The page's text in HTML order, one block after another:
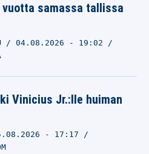
samassa tallissa
04.08.2026 - 19:02
Vinicius Jr.:lle huiman
- 17:17